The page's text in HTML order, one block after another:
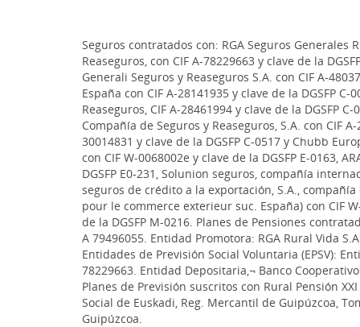
Seguros contratados con: RGA Seguros Generales
Reaseguros, con CIF A-78229663 y clave de la
Generali Seguros y Reaseguros S.A. con CIF A-
España con CIF A-28141935 y clave de la DGSFP
Reaseguros, CIF A-28461994 y clave de la DGSFP
Compañía de Seguros y Reaseguros, S.A. con CIF
30014831 y clave de la DGSFP C-0517 y Chubb
con CIF W-0068002e y clave de la DGSFP E-0163,
DGSFP E0-231, Solunion seguros, compañía
seguros de crédito a la exportación, S.A., compañía
pour le commerce exterieur suc. España) con CIF
de la DGSFP M-0216. Planes de Pensiones
A 79496055. Entidad Promotora: RGA Rural Vida
Entidades de Previsión Social Voluntaria (EPSV):
78229663. Entidad Depositaria,¬ Banco
Planes de Previsión suscritos con Rural Pensión
Social de Euskadi, Reg. Mercantil de Guipúzcoa,
Guipúzcoa.